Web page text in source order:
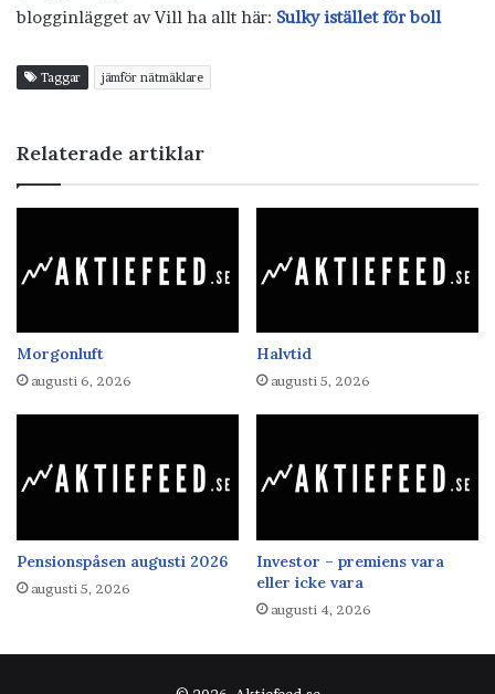
blogginlägget av Vill ha allt här: Sulky istället för boll
Taggar jämför nätmäklare
Relaterade artiklar
Morgonluft
augusti 6, 2026
Halvtid
augusti 5, 2026
Pensionspåsen augusti 2026
augusti 5, 2026
Investor – premiens vara
eller icke vara
augusti 4, 2026